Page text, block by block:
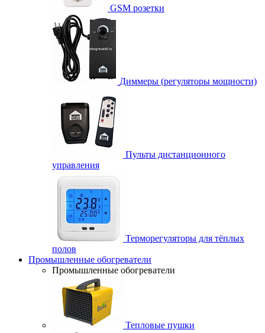
GSM розетки
Диммеры (регуляторы мощности)
Пульты дистанционного
управления
Терморегуляторы для тёплых
полов
Промышленные обогреватели
Промышленные обогреватели
Тепловые пушки